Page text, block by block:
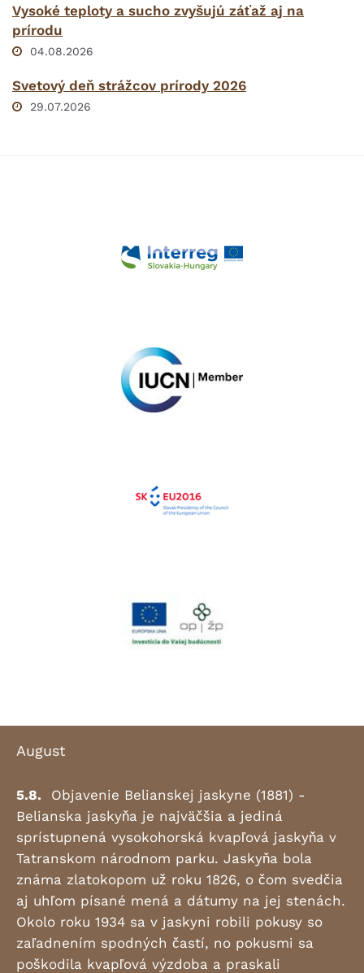
Vysoké teploty a sucho zvyšujú záťaž aj na
prírodu
04.08.2026
Svetový deň strážcov prírody 2026
29.07.2026
August
5.8. Objavenie Belianskej jaskyne (1881) -
Belianska jaskyňa je najväčšia a jediná
sprístupnená vysokohorská kvapľová jaskyňa v
Tatranskom národnom parku. Jaskyňa bola
známa zlatokopom už roku 1826, o čom svedčia
aj uhľom písané mená a dátumy na jej stenách.
Okolo roku 1934 sa v jaskyni robili pokusy so
zaľadnením spodných častí, no pokusmi sa
poškodila kvapľová výzdoba a praskali